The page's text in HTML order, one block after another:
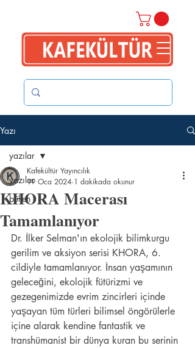
Yazı
yazılar
bülten
yazılar
KHORA Macerası
Tamamlanıyor
Kafekültür Yayıncılık
19 Oca 2024 1 dakikada okunur
Dr. İlker Selman'ın ekolojik bilimkurgu
gerilim ve aksiyon serisi KHORA, 6.
cildiyle tamamlanıyor. İnsan yaşamının
geleceğini, ekolojik fütürizmi ve
gezegenimizde evrim zincirleri içinde
yaşayan tüm türleri bilimsel öngörülerle
içine alarak kendine fantastik ve
transhümanist bir dünya kuran bu serinin